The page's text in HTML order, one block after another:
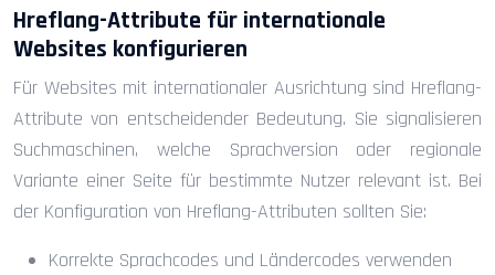
Hreflang-Attribute für internationale
Websites konfigurieren
Für Websites mit internationaler Ausrichtung sind Hreflang-
Attribute von entscheidender Bedeutung. Sie signalisieren
Suchmaschinen, welche Sprachversion oder regionale
Variante einer Seite für bestimmte Nutzer relevant ist. Bei
der Konfiguration von Hreflang-Attributen sollten Sie:
Korrekte Sprachcodes und Ländercodes verwenden